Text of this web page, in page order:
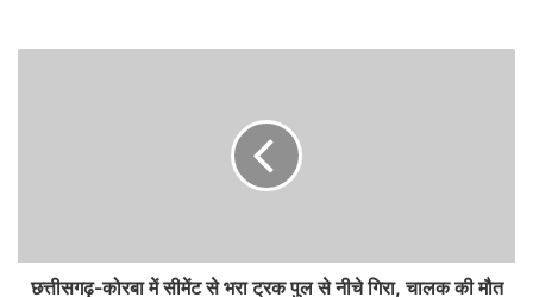
छत्तीसगढ़-कोरबा में सीमेंट से भरा ट्रक पुल से नीचे गिरा, चालक की मौत